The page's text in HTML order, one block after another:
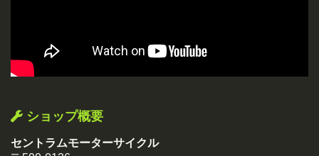
ショップ概要
セントラムモーターサイクル